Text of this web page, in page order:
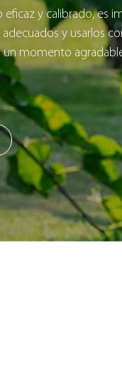
eficaz y calibrado, es
y usarlos
momento